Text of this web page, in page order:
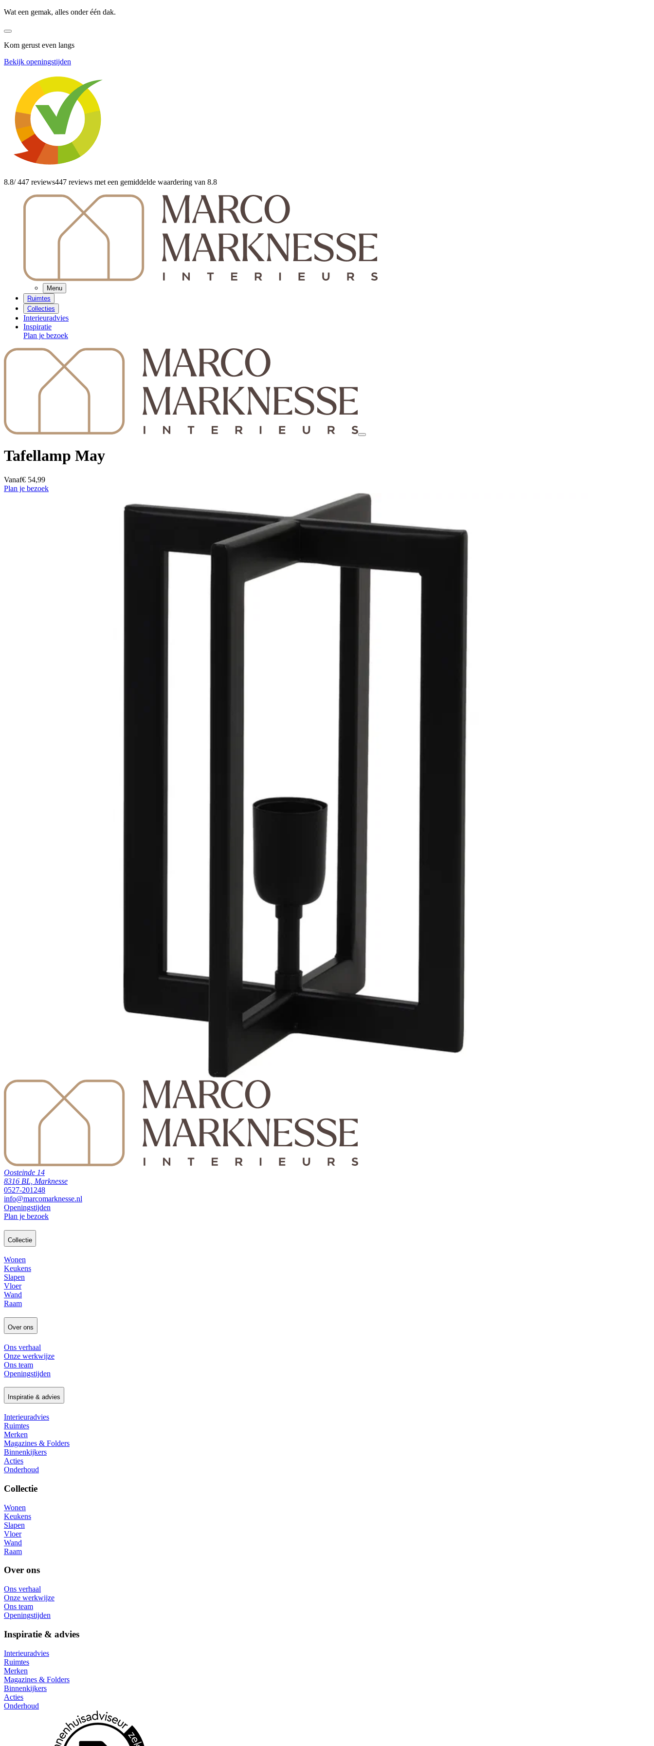
Wat een gemak, alles onder één dak.
Kom gerust even langs
Bekijk openingstijden
8.8/ 447 reviews447 reviews met een gemiddelde waardering van 8.8
Menu
Ruimtes
Collecties
Interieuradvies
Inspiratie
Plan je bezoek
Tafellamp May
Vanaf€ 54,99
Plan je bezoek
Oosteinde 14
8316 BL, Marknesse
0527-201248
info@marcomarknesse.nl
Openingstijden
Plan je bezoek
Collectie
Wonen
Keukens
Slapen
Vloer
Wand
Raam
Over ons
Ons verhaal
Onze werkwijze
Ons team
Openingstijden
Inspiratie & advies
Interieuradvies
Ruimtes
Merken
Magazines & Folders
Binnenkijkers
Acties
Onderhoud
Collectie
Wonen
Keukens
Slapen
Vloer
Wand
Raam
Over ons
Ons verhaal
Onze werkwijze
Ons team
Openingstijden
Inspiratie & advies
Interieuradvies
Ruimtes
Merken
Magazines & Folders
Binnenkijkers
Acties
Onderhoud